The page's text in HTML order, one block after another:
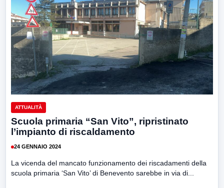
ATTUALITÀ
Scuola primaria “San Vito”, ripristinato
l’impianto di riscaldamento
24 GENNAIO 2024
La vicenda del mancato funzionamento dei riscadamenti della
scuola primaria ‘San Vito’ di Benevento sarebbe in via di...